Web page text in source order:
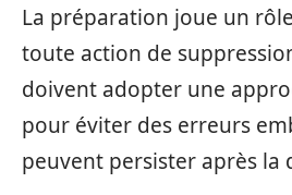
La préparation joue un
toute action de
doivent adopter une
pour éviter des erreurs
peuvent persister après la